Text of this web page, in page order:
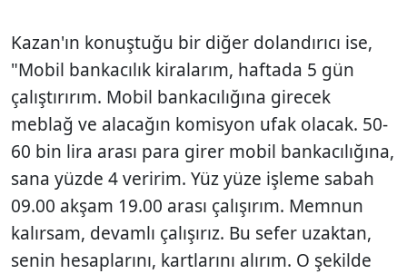
Kazan'ın konuştuğu bir diğer dolandırıcı ise,
"Mobil bankacılık kiralarım, haftada 5 gün
çalıştırırım. Mobil bankacılığına girecek
meblağ ve alacağın komisyon ufak olacak. 50-
60 bin lira arası para girer mobil bankacılığına,
sana yüzde 4 veririm. Yüz yüze işleme sabah
09.00 akşam 19.00 arası çalışırım. Memnun
kalırsam, devamlı çalışırız. Bu sefer uzaktan,
senin hesaplarını, kartlarını alırım. O şekilde